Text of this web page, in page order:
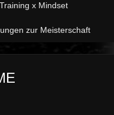
x Mindset
zur Meisterschaft